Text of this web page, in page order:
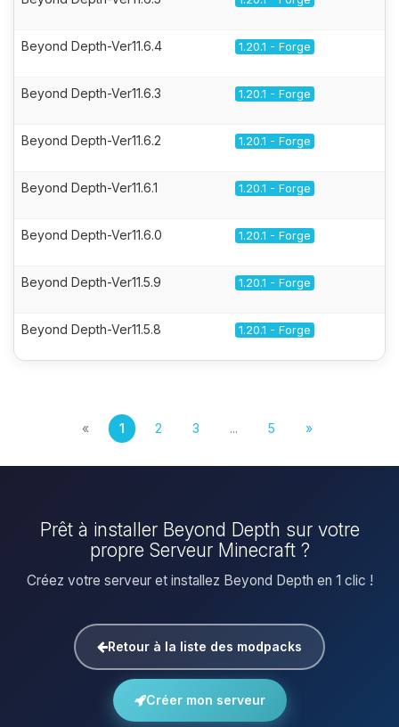
Beyond Depth-Ver11.6.4 1.20.1 - Forge
Beyond Depth-Ver11.6.3 1.20.1 - Forge
Beyond Depth-Ver11.6.2 1.20.1 - Forge
Beyond Depth-Ver11.6.1 1.20.1 - Forge
Beyond Depth-Ver11.6.0 1.20.1 - Forge
Beyond Depth-Ver11.5.9 1.20.1 - Forge
Beyond Depth-Ver11.5.8 1.20.1 - Forge
« 1 2 3 ... 5 »
Prêt à installer Beyond Depth sur votre
propre Serveur Minecraft ?
Créez votre serveur et installez Beyond Depth en 1 clic !
Retour à la liste des modpacks
Créer mon serveur